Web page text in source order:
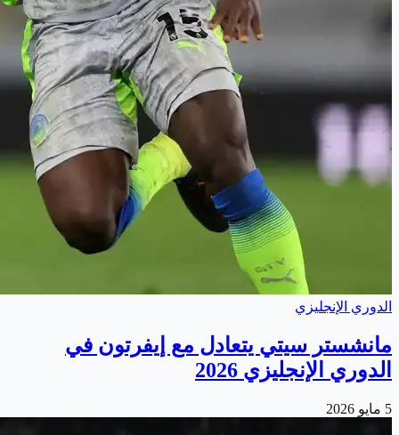
الدوري الإنجليزي
مانشستر سيتي يتعادل مع إيفرتون في
الدوري الإنجليزي 2026
5 مايو 2026